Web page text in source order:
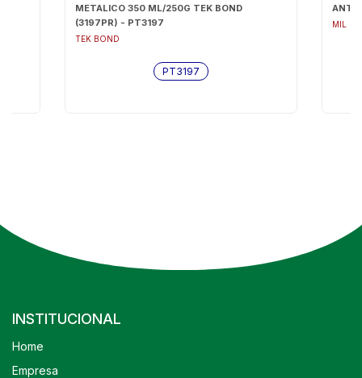
METALICO 350 ML/250G TEK BOND
(3197PR) - PT3197
TEK BOND
PT3197
MIL
INSTITUCIONAL
Home
Empresa